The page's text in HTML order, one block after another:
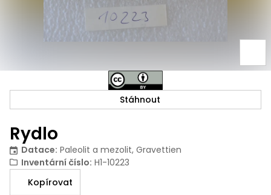
Rydlo
Datace: Paleolit a mezolit, Gravettien
Inventární číslo: H1-10223
Kopírovat
Stáhnout